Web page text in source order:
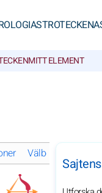
ASTROTECKEN
MITT ELEMENT
Välbefinnande